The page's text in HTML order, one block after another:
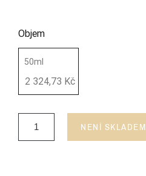
Objem
50ml
2 324,73 Kč
NENÍ SKLADEM